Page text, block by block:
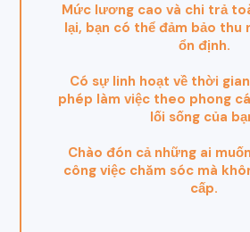
Mức lương cao và chi trả
lại, bạn có thể đảm bảo thu
ổn định.
Có sự linh hoạt về thời
phép làm việc theo phong
lối sống của
Chào đón cả những ai
công việc chăm sóc mà
cấp.